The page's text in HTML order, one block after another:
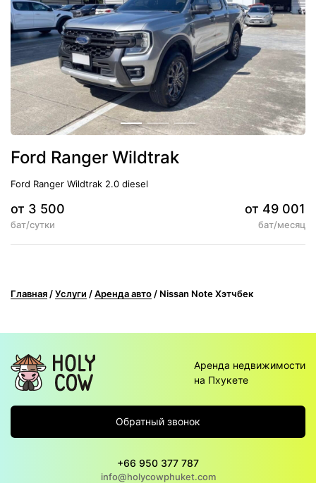
Ford Ranger Wildtrak
Ford Ranger Wildtrak 2.0 diesel
от 3 500
бат/сутки
от 49 001
бат/месяц
Главная /Услуги /Аренда авто / Nissan Note Хэтчбек
Аренда недвижимости
на Пхукете
Обратный звонок
+66 950 377 787
info@holycowphuket.com